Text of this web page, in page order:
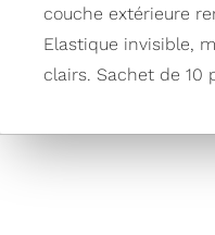
couche extérieure
Elastique invisible,
clairs. Sachet de 10